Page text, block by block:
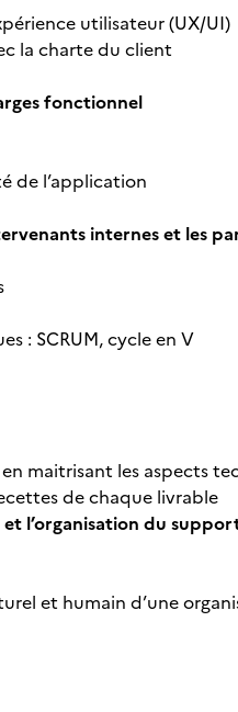
utilisateur (UX/UI)
la charte du client
fonctionnel
de l’application
internes et les
: SCRUM, cycle en V
maitrisant les aspects
de chaque livrable
l’organisation du
et humain d’une